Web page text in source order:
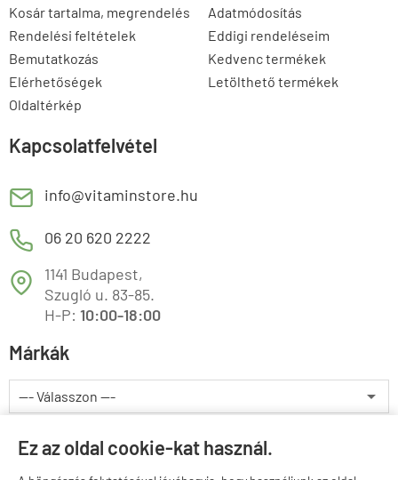
Ez az oldal cookie-kat használ.
Kosár tartalma, megrendelés
Rendelési feltételek
Bemutatkozás
Elérhetőségek
Oldaltérkép
Adatmódosítás
Eddigi rendeléseim
Kedvenc termékek
Letölthető termékek
Kapcsolatfelvétel
E info@vitaminstore.hu
M 06 20 620 2222
T
1141 Budapest,
Szugló u. 83-85.
H-P: 10:00-18:00
Márkák
Valuta választás